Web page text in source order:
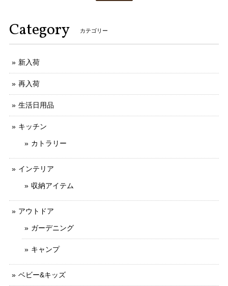
Category カテゴリー
新入荷
再入荷
生活日用品
キッチン
カトラリー
インテリア
収納アイテム
アウトドア
ガーデニング
キャンプ
ベビー&キッズ